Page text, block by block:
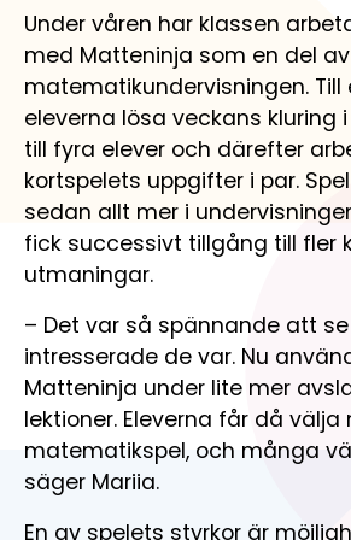
Mathplanet
Matteninja
Lekfullt spelkoncept för åk. 5-7
Engagera dig
Gör skillnad för barn och ungas
Om oss
Om Mattecentrum
Så hjälper vi barn och unga att
Kontakta oss
Kontaktuppgifter till kansli och
Organisation
Så är Mattecentrum organiserat
Öppenhet och transparens
Så styrs verksamheten och så
Lediga tjänster
Jobba med oss och gör skillnad för
Under våren har klassen
med Matteninja som en del av
matematikundervisningen. Till
eleverna lösa veckans kluring
till fyra elever och därefter
kortspelets uppgifter i par.
sedan allt mer i
fick successivt tillgång till fler
utmaningar.
– Det var så spännande att
intresserade de var. Nu
Matteninja under lite mer
lektioner. Eleverna får då välja
matematikspel, och många
säger Mariia.
En av spelets styrkor är